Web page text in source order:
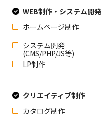
WEB制作・システム開発
ホームページ制作
システム開発
(CMS/PHP/JS等)
LP制作
クリエイティブ制作
カタログ制作